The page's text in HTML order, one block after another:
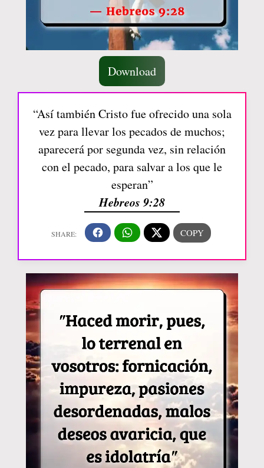
Download
“Así también Cristo fue ofrecido una sola
vez para llevar los pecados de muchos;
aparecerá por segunda vez, sin relación
con el pecado, para salvar a los que le
esperan”
Hebreos 9:28